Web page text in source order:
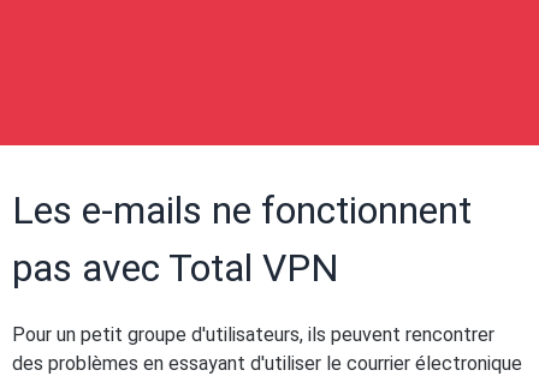
Les e-mails ne fonctionnent
pas avec Total VPN
Pour un petit groupe d'utilisateurs, ils peuvent rencontrer
des problèmes en essayant d'utiliser le courrier électronique